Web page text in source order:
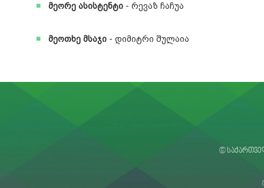
მეორე ასისტენტი - რევაზ ჩაჩუა
მეოთხე მსაჯი - დიმიტრი შულაია
©